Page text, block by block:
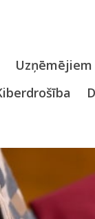
Uzņēmējiem